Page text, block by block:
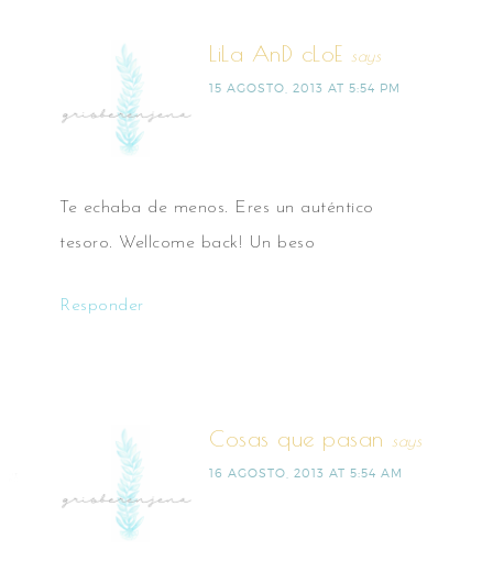
LiLa AnD cLoE says
15 AGOSTO, 2013 AT 5:54 PM
Te echaba de menos. Eres un auténtico
tesoro. Wellcome back! Un beso
Responder
Cosas que pasan says
16 AGOSTO, 2013 AT 5:54 AM